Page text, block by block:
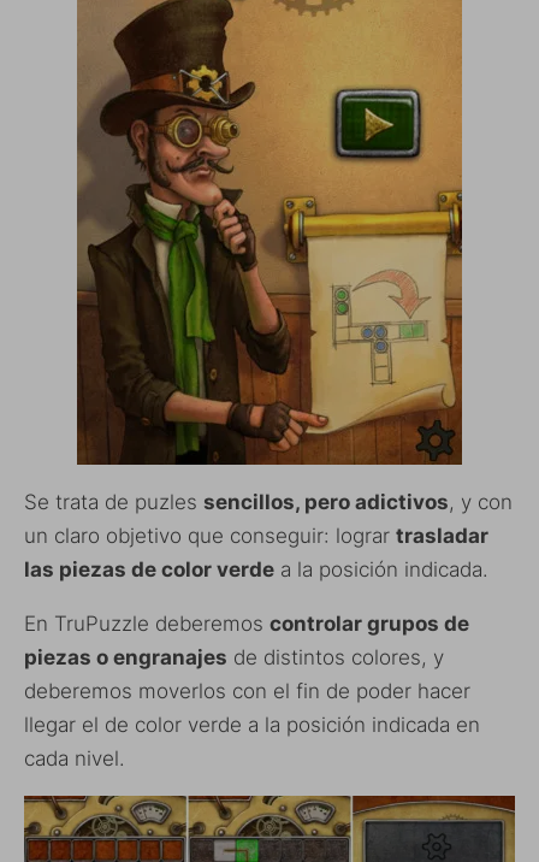
Se trata de puzles sencillos, pero adictivos, y con
un claro objetivo que conseguir: lograr trasladar
las piezas de color verde a la posición indicada.
En TruPuzzle deberemos controlar grupos de
piezas o engranajes de distintos colores, y
deberemos moverlos con el fin de poder hacer
llegar el de color verde a la posición indicada en
cada nivel.